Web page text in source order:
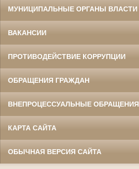
МУНИЦИПАЛЬНЫЕ ОРГАНЫ ВЛАСТИ
ВАКАНСИИ
ПРОТИВОДЕЙСТВИЕ КОРРУПЦИИ
ОБРАЩЕНИЯ ГРАЖДАН
ВНЕПРОЦЕССУАЛЬНЫЕ ОБРАЩЕНИЯ
КАРТА САЙТА
ОБЫЧНАЯ ВЕРСИЯ САЙТА